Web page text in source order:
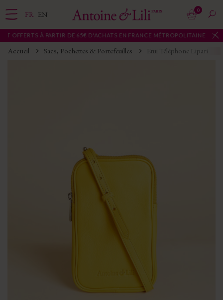
OFFERTS À PARTIR DE 65€ D'ACHATS EN FRANCE MÉTROPOLITAINE
FR EN 0
Accueil Sacs, Pochettes & Portefeuilles Etui Téléphone Lipari